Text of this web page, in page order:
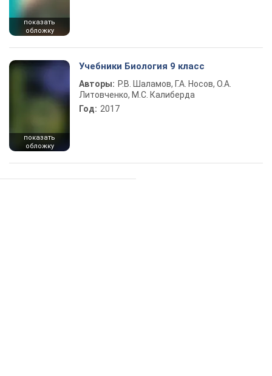
показать
обложку
показать
обложку
Учебники Биология 9 класс
Авторы: Р.В. Шаламов, Г.А. Носов, О.А.
Литовченко, М.С. Калиберда
Год: 2017